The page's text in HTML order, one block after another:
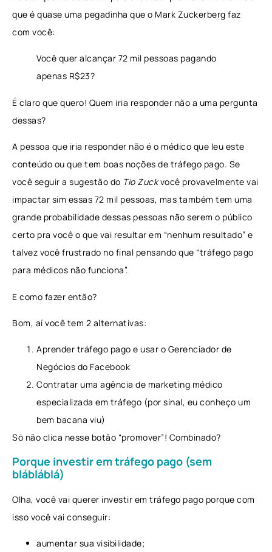
que é quase uma pegadinha que o Mark Zuckerberg faz
com você:
Você quer alcançar 72 mil pessoas pagando
apenas R$23?
É claro que quero! Quem iria responder não a uma pergunta
dessas?
A pessoa que iria responder não é o médico que leu este
conteúdo ou que tem boas noções de tráfego pago. Se
você seguir a sugestão do Tio Zuckvocê provavelmente vai
impactar sim essas 72 mil pessoas, mas também tem uma
grande probabilidade dessas pessoas não serem o público
certo pra você o que vai resultar em “nenhum resultado” e
talvez você frustrado no final pensando que “tráfego pago
para médicos não funciona”.
E como fazer então?
Bom, aí você tem 2 alternativas:
Aprender tráfego pago e usar o Gerenciador de
Negócios do Facebook
Contratar uma agência de marketing médico
especializada em tráfego (por sinal, eu conheço um
bem bacana viu)
Só não clica nesse botão “promover”! Combinado?
Porque investir em tráfego pago (sem
blábláblá)
Olha, você vai querer investir em tráfego pago porque com
isso você vai conseguir:
aumentar sua visibilidade;